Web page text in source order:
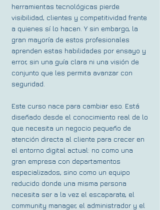
herramientas tecnológicas pierde
visibilidad, clientes y competitividad frente
a quienes sí lo hacen. Y sin embargo, la
gran mayoría de estos profesionales
aprenden estas habilidades por ensayo y
error, sin una guía clara ni una visión de
conjunto que les permita avanzar con
seguridad.
Este curso nace para cambiar eso. Está
diseñado desde el conocimiento real de lo
que necesita un negocio pequeño de
atención directa al cliente para crecer en
el entorno digital actual: no como una
gran empresa con departamentos
especializados, sino como un equipo
reducido donde una misma persona
necesita ser a la vez el escaparate, el
community manager, el administrador y el